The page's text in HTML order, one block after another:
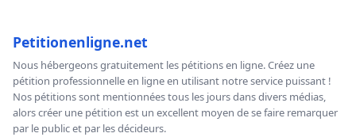
Petitionenligne.net
Nous hébergeons gratuitement les pétitions en ligne. Créez une
pétition professionnelle en ligne en utilisant notre service puissant !
Nos pétitions sont mentionnées tous les jours dans divers médias,
alors créer une pétition est un excellent moyen de se faire remarquer
par le public et par les décideurs.